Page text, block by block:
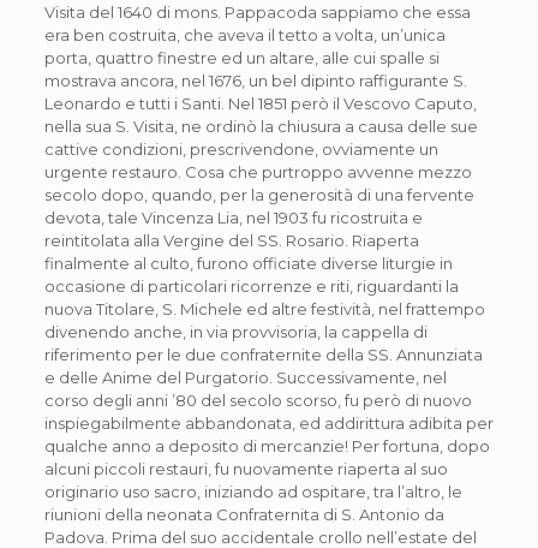
Visita del 1640 di mons. Pappacoda sappiamo che essa
era ben costruita, che aveva il tetto a volta, un’unica
porta, quattro finestre ed un altare, alle cui spalle si
mostrava ancora, nel 1676, un bel dipinto raffigurante S.
Leonardo e tutti i Santi. Nel 1851 però il Vescovo Caputo,
nella sua S. Visita, ne ordinò la chiusura a causa delle sue
cattive condizioni, prescrivendone, ovviamente un
urgente restauro. Cosa che purtroppo avvenne mezzo
secolo dopo, quando, per la generosità di una fervente
devota, tale Vincenza Lia, nel 1903 fu ricostruita e
reintitolata alla Vergine del SS. Rosario. Riaperta
finalmente al culto, furono officiate diverse liturgie in
occasione di particolari ricorrenze e riti, riguardanti la
nuova Titolare, S. Michele ed altre festività, nel frattempo
divenendo anche, in via provvisoria, la cappella di
riferimento per le due confraternite della SS. Annunziata
e delle Anime del Purgatorio. Successivamente, nel
corso degli anni ’80 del secolo scorso, fu però di nuovo
inspiegabilmente abbandonata, ed addirittura adibita per
qualche anno a deposito di mercanzie! Per fortuna, dopo
alcuni piccoli restauri, fu nuovamente riaperta al suo
originario uso sacro, iniziando ad ospitare, tra l’altro, le
riunioni della neonata Confraternita di S. Antonio da
Padova. Prima del suo accidentale crollo nell’estate del